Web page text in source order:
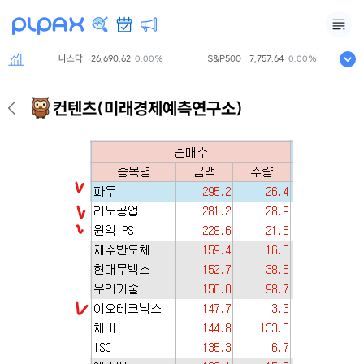
나스닥 26,690.62 0.00% S&P500 7,757.64 0.00% 니
컨텐츠(미래경제예측연구소)